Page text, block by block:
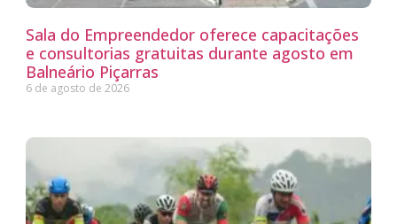
Sala do Empreendedor oferece capacitações
e consultorias gratuitas durante agosto em
Balneário Piçarras
6 de agosto de 2026